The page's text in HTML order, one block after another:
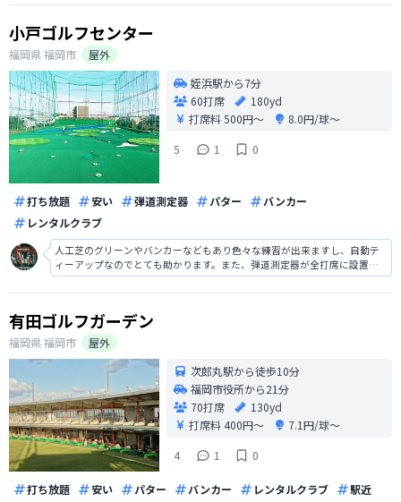
小戸ゴルフセンター
福岡県福岡市
屋外
姪浜駅から7分
60打席
180yd
打席料500円〜
8.0円/球〜
5
1 0
打ち放題 安い 弾道測定器 パター
バンカー
レンタルクラブ
人工芝のグリーンやバンカーなどもあり色々な練習が出来ますし、自動テ
ィーアップなのでとても助かります。また、弾道測定器が全打席に設置し
てあるなど設備はかなり整っている練習場でした。打球の飛距離や軌道が
一目で分かりますし、これ以上ないゴルフ練習場と言えます。
有田ゴルフガーデン
福岡県福岡市
屋外
次郎丸駅から徒歩10分
福岡市役所から21分
70打席
130yd
打席料400円〜
7.1円/球〜
4
1 0
打ち放題 安い パター バンカー レンタルクラブ
駅近